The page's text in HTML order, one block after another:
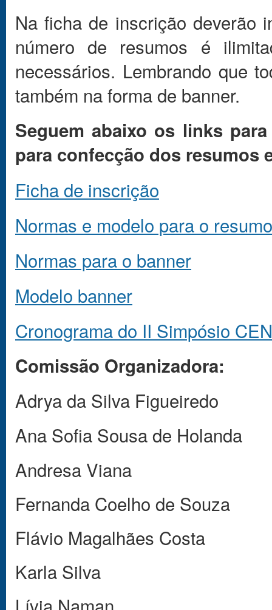
Na ficha de inscrição deverão
número de resumos é
necessários. Lembrando que
também na forma de banner.
Seguem abaixo os links
para confecção dos resumos
Ficha de inscrição
Normas e modelo para o resumo
Normas para o banner
Modelo banner
Cronograma do II Simpósio
Comissão Organizadora:
Adrya da Silva Figueiredo
Ana Sofia Sousa de Holanda
Andresa Viana
Fernanda Coelho de Souza
Flávio Magalhães Costa
Karla Silva